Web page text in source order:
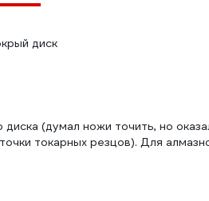
диск
диска (думал ножи точить, но
токарных резцов). Для